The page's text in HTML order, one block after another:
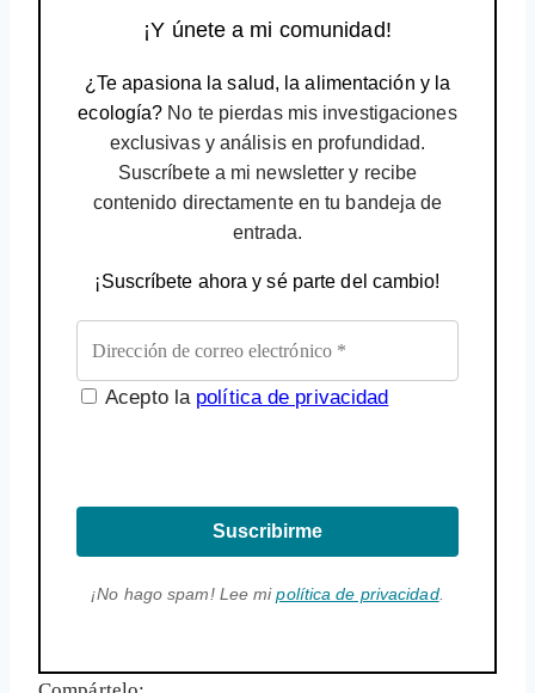
¡Y únete a mi comunidad!
¿Te apasiona la salud, la alimentación y la
ecología? No te pierdas mis investigaciones
exclusivas y análisis en profundidad.
Suscríbete a mi newsletter y recibe
contenido directamente en tu bandeja de
entrada.
¡Suscríbete ahora y sé parte del cambio!
Acepto la política de privacidad
Suscribirme
¡No hago spam! Lee mipolítica de privacidad.